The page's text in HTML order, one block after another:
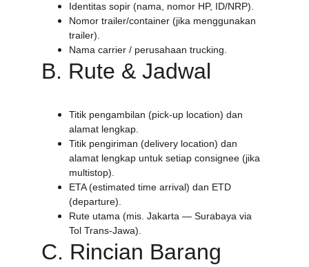
Identitas sopir (nama, nomor HP, ID/NRP).
Nomor trailer/container (jika menggunakan
trailer).
Nama carrier / perusahaan trucking.
B. Rute & Jadwal
Titik pengambilan (pick-up location) dan
alamat lengkap.
Titik pengiriman (delivery location) dan
alamat lengkap untuk setiap consignee (jika
multistop).
ETA (estimated time arrival) dan ETD
(departure).
Rute utama (mis. Jakarta — Surabaya via
Tol Trans-Jawa).
C. Rincian Barang